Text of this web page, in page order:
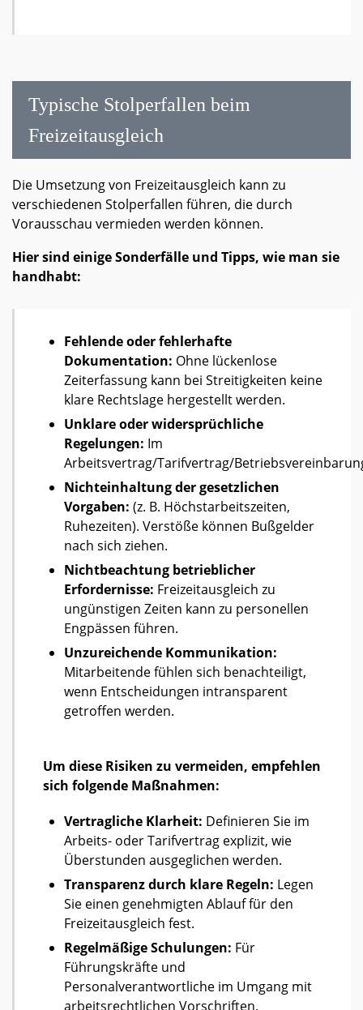
Typische Stolperfallen beim
Freizeitausgleich
Die Umsetzung von Freizeitausgleich kann zu
verschiedenen Stolperfallen führen, die durch
Vorausschau vermieden werden können.
Hier sind einige Sonderfälle und Tipps, wie man sie
handhabt:
Fehlende oder fehlerhafte
Dokumentation: Ohne lückenlose
Zeiterfassung kann bei Streitigkeiten keine
klare Rechtslage hergestellt werden.
Unklare oder widersprüchliche
Regelungen: Im
Arbeitsvertrag/Tarifvertrag/
Nichteinhaltung der gesetzlichen
Vorgaben: (z. B. Höchstarbeitszeiten,
Ruhezeiten). Verstöße können Bußgelder
nach sich ziehen.
Nichtbeachtung betrieblicher
Erfordernisse: Freizeitausgleich zu
ungünstigen Zeiten kann zu personellen
Engpässen führen.
Unzureichende Kommunikation:
Mitarbeitende fühlen sich benachteiligt,
wenn Entscheidungen intransparent
getroffen werden.
Um diese Risiken zu vermeiden, empfehlen
sich folgende Maßnahmen:
Vertragliche Klarheit: Definieren Sie im
Arbeits- oder Tarifvertrag explizit, wie
Überstunden ausgeglichen werden.
Transparenz durch klare Regeln: Legen
Sie einen genehmigten Ablauf für den
Freizeitausgleich fest.
Regelmäßige Schulungen: Für
Führungskräfte und
Personalverantwortliche im Umgang mit
arbeitsrechtlichen Vorschriften.